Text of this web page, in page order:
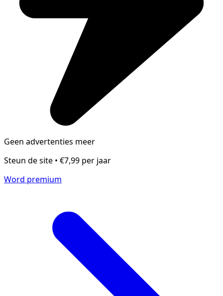
Geen advertenties meer
Steun de site • €7,99 per jaar
Word premium